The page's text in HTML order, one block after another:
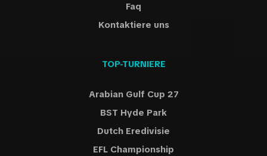
Faq
Kontaktiere uns
TOP-TURNIERE
Arabian Gulf Cup 27
BST Hyde Park
Dutch Eredivisie
EFL Championship